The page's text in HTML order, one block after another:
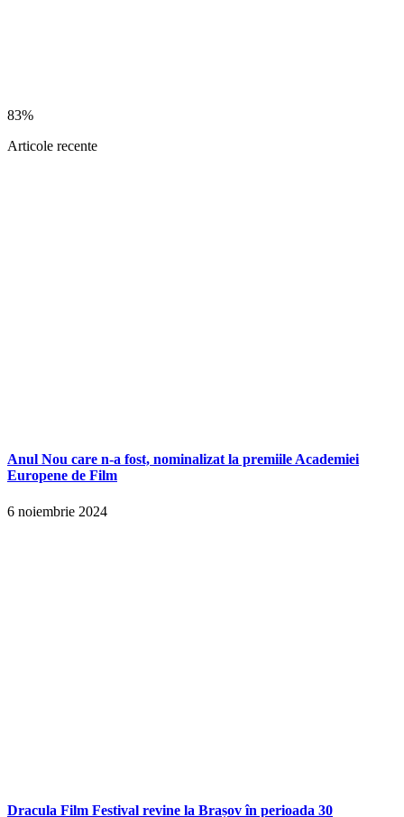
83%
Articole recente
Anul Nou care n-a fost, nominalizat la premiile Academiei
Europene de Film
6 noiembrie 2024
Dracula Film Festival revine la Brașov în perioada 30